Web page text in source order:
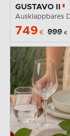
GUSTAVO II
749 € 999 €